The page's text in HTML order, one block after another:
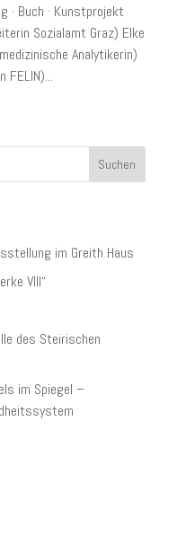
· Buch · Kunstprojekt
Sozialamt Graz) Elke
Analytikerin)
FELIN)...
im Greith Haus
VIII“
des Steirischen
im Spiegel –